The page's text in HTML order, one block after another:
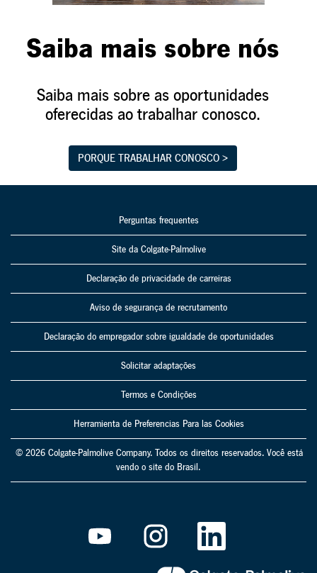
Saiba mais sobre nós
Saiba mais sobre as oportunidades
oferecidas ao trabalhar conosco.
PORQUE TRABALHAR CONOSCO >
Perguntas frequentes
Site da Colgate-Palmolive
Declaração de privacidade de carreiras
Aviso de segurança de recrutamento
Declaração do empregador sobre igualdade de oportunidades
Solicitar adaptações
Termos e Condições
Herramienta de Preferencias Para las Cookies
© 2026 Colgate-Palmolive Company. Todos os direitos reservados. Você está
vendo o site do Brasil.
A
e